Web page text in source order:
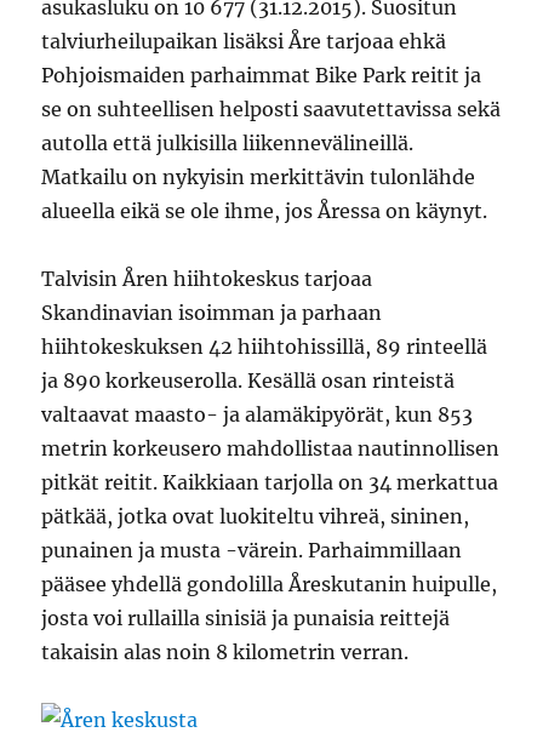
asukasluku on 10 677 (31.12.2015). Suositun
talviurheilupaikan lisäksi Åre tarjoaa ehkä
Pohjoismaiden parhaimmat Bike Park reitit ja
se on suhteellisen helposti saavutettavissa sekä
autolla että julkisilla liikennevälineillä.
Matkailu on nykyisin merkittävin tulonlähde
alueella eikä se ole ihme, jos Åressa on käynyt.
Talvisin Åren hiihtokeskus tarjoaa
Skandinavian isoimman ja parhaan
hiihtokeskuksen 42 hiihtohissillä, 89 rinteellä
ja 890 korkeuserolla. Kesällä osan rinteistä
valtaavat maasto- ja alamäkipyörät, kun 853
metrin korkeusero mahdollistaa nautinnollisen
pitkät reitit. Kaikkiaan tarjolla on 34 merkattua
pätkää, jotka ovat luokiteltu vihreä, sininen,
punainen ja musta -värein. Parhaimmillaan
pääsee yhdellä gondolilla Åreskutanin huipulle,
josta voi rullailla sinisiä ja punaisia reittejä
takaisin alas noin 8 kilometrin verran.